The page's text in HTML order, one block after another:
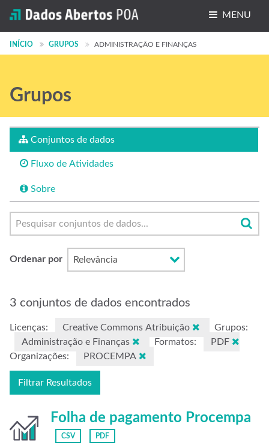
MENU
Conjuntos de dados
Grupos
INÍCIO GRUPOS ADMINISTRAÇÃO E FINANÇAS
Grupos
Conjuntos de dados
Fluxo de Atividades
Sobre
Ordenar por
3 conjuntos de dados encontrados
Licenças: Creative Commons Atribuição
Grupos:
Administração e Finanças
Formatos:
PDF
Organizações:
PROCEMPA
Filtrar Resultados
Folha de pagamento Procempa
CSV PDF